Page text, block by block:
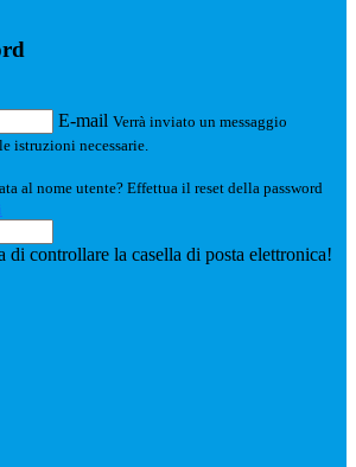
E-mail Verrà inviato un messaggio
istruzioni necessarie.
al nome utente? Effettua il reset della password
di controllare la casella di posta elettronica!